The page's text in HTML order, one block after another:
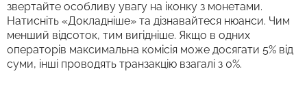
звертайте особливу увагу на іконку з монетами.
Натисніть «Докладніше» та дізнавайтеся нюанси. Чим
менший відсоток, тим вигідніше. Якщо в одних
операторів максимальна комісія може досягати 5% від
суми, інші проводять транзакцію взагалі з 0%.